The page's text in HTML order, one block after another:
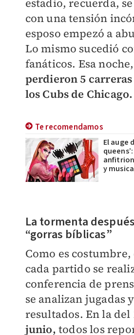
con una tensión
esposo empezó a
Lo mismo sucedió
fanáticos. Esa
perdieron 5 carreras
los Cubs de Chicago.
Te recomendamos
El auge
y
La tormenta
“gorras bíblicas”
Como es costumbre,
cada partido se
conferencia de
se analizan jugadas y
resultados. En la del
junio, todos los